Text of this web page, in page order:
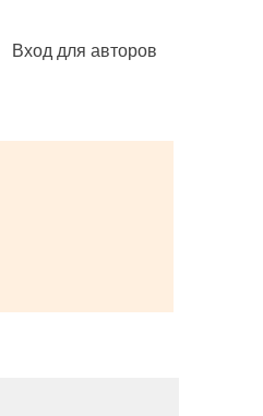
Вход для авторов